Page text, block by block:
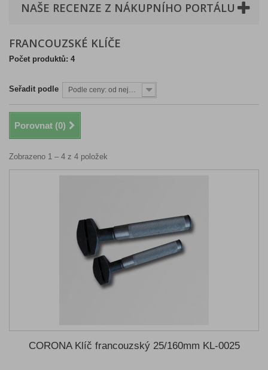
NAŠE RECENZE Z NÁKUPNÍHO PORTÁLU
FRANCOUZSKÉ KLÍČE
Počet produktů: 4
Seřadit podle Podle ceny: od nejnižší
Porovnat (0)
Zobrazeno 1 – 4 z 4 položek
CORONA Klíč francouzský 25/160mm KL-0025